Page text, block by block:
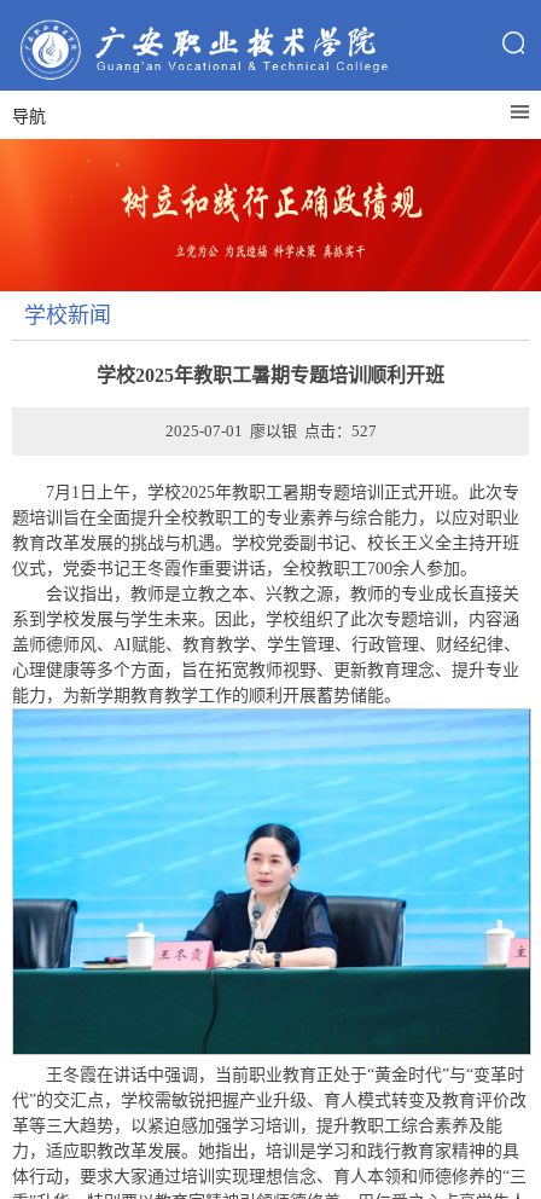
导航
学校新闻
学校2025年教职工暑期专题培训顺利开班
2025-07-01 廖以银 点击： 527
7月1日上午，学校2025年教职工暑期专题培训正式开班。此次专
题培训旨在全面提升全校教职工的专业素养与综合能力，以应对职业
教育改革发展的挑战与机遇。学校党委副书记、校长王义全主持开班
仪式，党委书记王冬霞作重要讲话，全校教职工700余人参加。
会议指出，教师是立教之本、兴教之源，教师的专业成长直接关
系到学校发展与学生未来。因此，学校组织了此次专题培训，内容涵
盖师德师风、AI赋能、教育教学、学生管理、行政管理、财经纪律、
心理健康等多个方面，旨在拓宽教师视野、更新教育理念、提升专业
能力，为新学期教育教学工作的顺利开展蓄势储能。
王冬霞在讲话中强调，当前职业教育正处于“黄金时代”与“变革时
代”的交汇点，学校需敏锐把握产业升级、育人模式转变及教育评价改
革等三大趋势，以紧迫感加强学习培训，提升教职工综合素养及能
力，适应职教改革发展。她指出，培训是学习和践行教育家精神的具
体行动，要求大家通过培训实现理想信念、育人本领和师德修养的“三